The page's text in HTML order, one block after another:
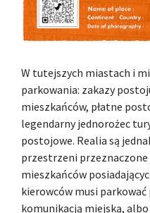
W tutejszych miastach i
parkowania: zakazy
mieszkańców, płatne
legendarny jednorożec
postojowe. Realia są
przestrzeni przeznaczone
mieszkańców
kierowców musi
komunikacją miejską,